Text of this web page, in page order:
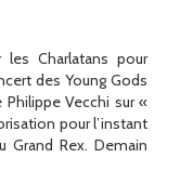
Charlatans pour
des Young Gods
Vecchi sur «
pour l’instant
Rex. Demain